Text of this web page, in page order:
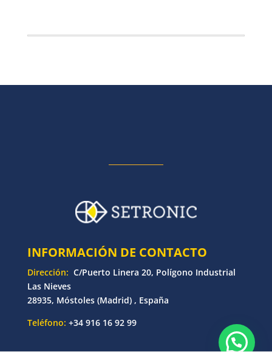
INFORMACIÓN DE CONTACTO
Dirección: C/Puerto Linera 20, Polígono Industrial
Las Nieves
28935, Móstoles (Madrid) , España
Teléfono: +34 916 16 92 99